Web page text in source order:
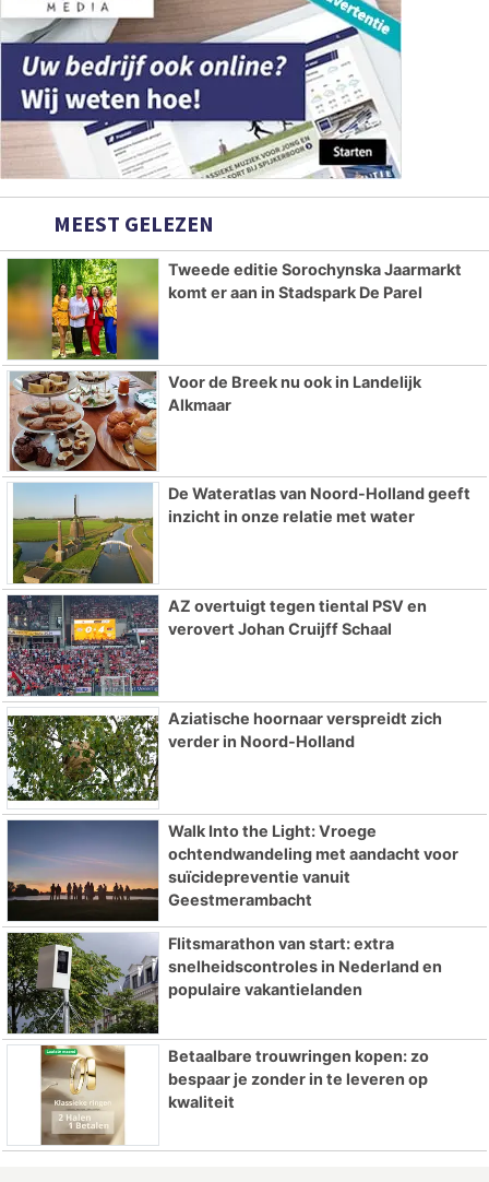
MEEST GELEZEN
Tweede editie Sorochynska Jaarmarkt
komt er aan in Stadspark De Parel
Voor de Breek nu ook in Landelijk
Alkmaar
De Wateratlas van Noord-Holland geeft
inzicht in onze relatie met water
AZ overtuigt tegen tiental PSV en
verovert Johan Cruijff Schaal
Aziatische hoornaar verspreidt zich
verder in Noord-Holland
Walk Into the Light: Vroege
ochtendwandeling met aandacht voor
suïcidepreventie vanuit
Geestmerambacht
Flitsmarathon van start: extra
snelheidscontroles in Nederland en
populaire vakantielanden
Betaalbare trouwringen kopen: zo
bespaar je zonder in te leveren op
kwaliteit